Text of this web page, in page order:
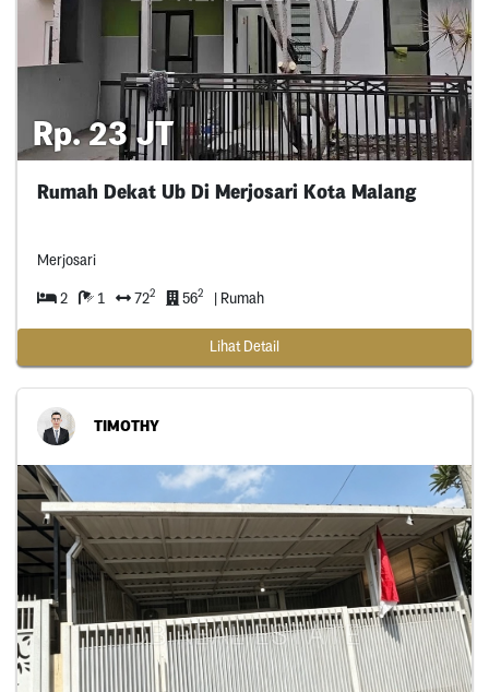
Rp. 23 JT
Rumah Dekat Ub Di Merjosari Kota Malang
Merjosari
2 1 722 562 | Rumah
Lihat Detail
TIMOTHY